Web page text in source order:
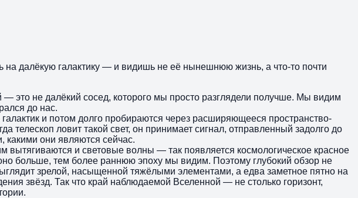
на далёкую галактику — и видишь не её нынешнюю жизнь, а что-то почти
это не далёкий сосед, которого мы просто разглядели получше. Мы видим
до нас.
и потом долго пробираются через расширяющееся пространство-
ловит такой свет, он принимает сигнал, отправленный задолго до
какими они являются сейчас.
вытягиваются и световые волны — так появляется космологическое красное
больше, тем более раннюю эпоху мы видим. Поэтому глубокий обзор не
зрелой, насыщенной тяжёлыми элементами, а едва заметное пятно на
звёзд. Так что край наблюдаемой Вселенной — не столько горизонт,